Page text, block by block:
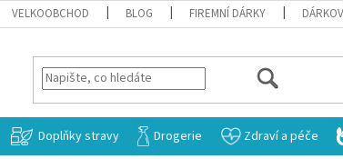
VELKOOBCHOD BLOG FIREMNÍ DÁRKY
HLEDAT
Doplňky stravy Drogerie Zdraví a péče